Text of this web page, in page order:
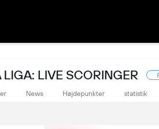
LIVE SCORINGER
News Højdepunkter statistik